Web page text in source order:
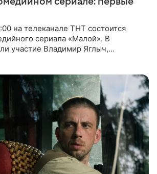
на телеканале ТНТ состоится
сериала «Малой». В
участие Владимир Яглыч,